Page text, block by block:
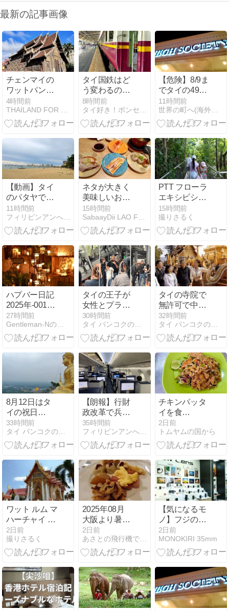
最新の記事画像
チェンマイの
ワットパンタ
オの紹介※ラ
ンナー様式の
木造建築が見
4時間前
タイ国鉄はど
う変わるの
か？ レッドラ
インから読み
解くSRTの未
8時間前
【危険】8/9ま
でタイの49県
で洪水と土砂
崩れの危険！
11時間前
世界の町へ(海外早期リタイア生活)
【動画】タイ
のパタヤでバ
クラによるセ
ットアップや
暴行などの事
11時間前
フィリピンアンへレス情報Smile
ネタが大きく
美味しいお寿
司屋 - 活美登
利 / คัตสึ มิโดริ
ซูชิ เซ็น
（バンコク・
タイ）
15時間前
PTT フローラ
エキシビショ
ンホール
15時間前
撮りさるく
ハプバー日記
2025年-0019
イベントでル
ーム待ちの大
行列
27時間前
Gentleman-Nの旅日記
タイの王子が
女性とプライ
ベート利用の
BTSで気さく
な一面を見せ
人」と紹介し
話題に
30時間前
タイ バンコクのニュースと情報ならタイムラインバンコク
タイの寺院で
無許可で中国
人旅行者をガ
イドする女性
を摘発 チェン
テープ寺院
32時間前
タイ バンコクのニュースと情報ならタイムラインバンコク
8月12日はタ
イの祝日
『Mother’s
Day シリキッ
ト王妃誕生
33時間前
タイ バンコクのニュースと情報ならタイムラインバンコク
【朗報】行財
政改革で兵庫
県の海外事務
所を全廃！役
人が遊ぶだ
35時間前
フィリピンアンへレス情報Smile
チキンパッタ
イを食
す！！！：
Pad Thai &
Tom Yum 2
2日前
トムヤムの国から
ワット ルム マ
ハーチャイ チ
ュンポン
2日前
撮りさるく
2025年08月
大阪より暑く
ない台湾
07/13
2日前
あさとの飛行機で行く台湾・タイ・世界遺産と機内食の日記
【気になるモ
ノ】フジのパ
ンケーキレン
ズ 23mmだっ
たり、27mm
2日前
MONOKIRI 35mm